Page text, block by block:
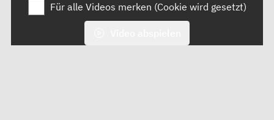
Für alle Videos merken (Cookie wird gesetzt)